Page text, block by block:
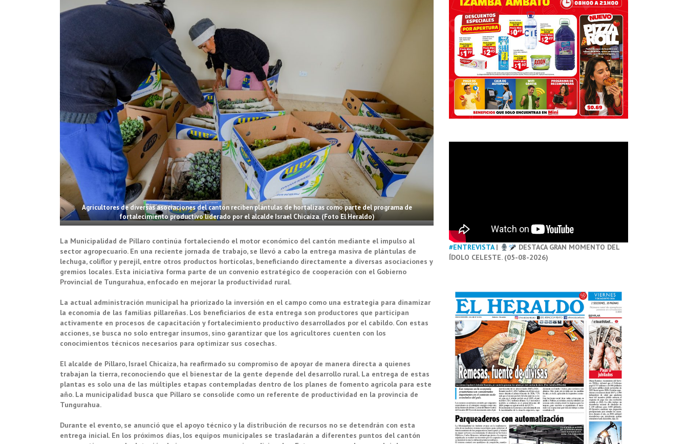
Agricultores de diversas asociaciones del cantón reciben plántulas de hortalizas como parte del programa de
fortalecimiento productivo liderado por el alcalde Israel Chicaiza. (Foto El Heraldo)
La Municipalidad de Píllaro continúa fortaleciendo el motor económico del cantón mediante el impulso al
sector agropecuario. En una reciente jornada de trabajo, se llevó a cabo la entrega masiva de plántulas de
lechuga, coliflor y perejil, entre otros productos hortícolas, beneficiando directamente a diversas asociaciones y
gremios locales. Esta iniciativa forma parte de un convenio estratégico de cooperación con el Gobierno
Provincial de Tungurahua, enfocado en mejorar la productividad rural.
La actual administración municipal ha priorizado la inversión en el campo como una estrategia para dinamizar
la economía de las familias pillareñas. Los beneficiarios de esta entrega son productores que participan
activamente en procesos de capacitación y fortalecimiento productivo desarrollados por el cabildo. Con estas
acciones, se busca no solo entregar insumos, sino garantizar que los agricultores cuenten con los
conocimientos técnicos necesarios para optimizar sus cosechas.
El alcalde de Píllaro, Israel Chicaiza, ha reafirmado su compromiso de apoyar de manera directa a quienes
trabajan la tierra, reconociendo que el bienestar de la gente depende del desarrollo rural. La entrega de estas
plantas es solo una de las múltiples etapas contempladas dentro de los planes de fomento agrícola para este
año. La municipalidad busca que Píllaro se consolide como un referente de productividad en la provincia de
Tungurahua.
Durante el evento, se anunció que el apoyo técnico y la distribución de recursos no se detendrán con esta
entrega inicial. En los próximos días, los equipos municipales se trasladarán a diferentes puntos del cantón
#ENTREVISTA|
DESTACA GRAN MOMENTO DEL
ÍDOLO CELESTE. (05-08-2026)